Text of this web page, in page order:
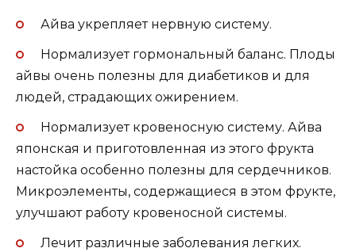
Айва укрепляет нервную систему.
Нормализует гормональный баланс. Плоды
айвы очень полезны для диабетиков и для
людей, страдающих ожирением.
Нормализует кровеносную систему. Айва
японская и приготовленная из этого фрукта
настойка особенно полезны для сердечников.
Микроэлементы, содержащиеся в этом фрукте,
улучшают работу кровеносной системы.
Лечит различные заболевания легких.